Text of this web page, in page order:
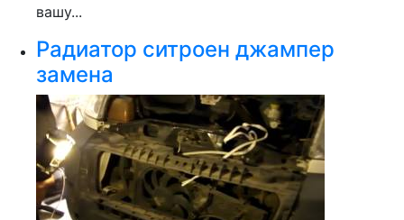
вашу...
Радиатор ситроен джампер
замена